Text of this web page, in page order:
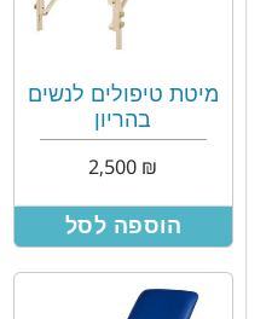
מיטת טיפולים לנשים
בהריון
₪
הוספה לסל